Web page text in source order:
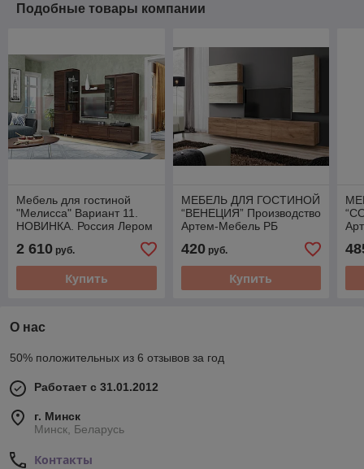
Подобные товары компании
Мебель для гостиной
"Мелисса" Вариант 11.
НОВИНКА. Россия Лером
2 610 руб.
Купить
МЕБЕЛЬ ДЛЯ ГОСТИНОЙ
“ВЕНЕЦИЯ” Производство
Артем-Мебель РБ
420руб.
Купить
О нас
50% положительных из 6 отзывов за год
Работает с 31.01.2012
г. Минск
Минск, Беларусь
Контакты